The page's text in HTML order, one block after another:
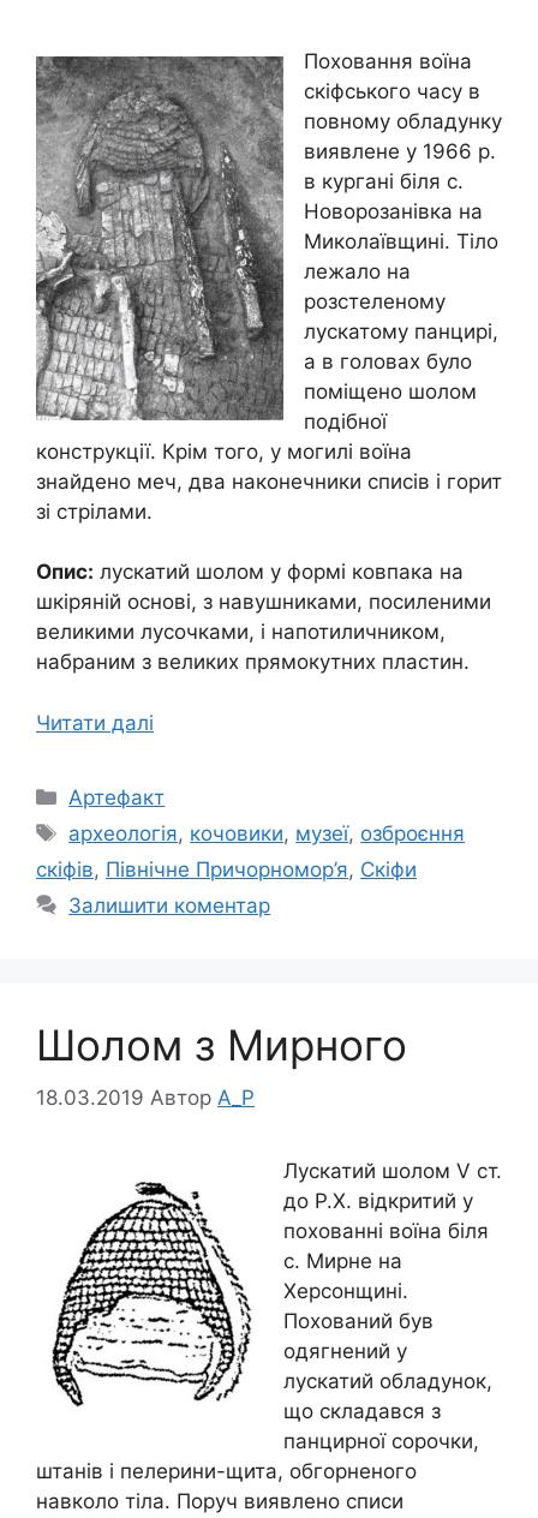
Поховання воїна
скіфського часу в
повному обладунку
виявлене у 1966 р.
в кургані біля с.
Новорозанівка на
Миколаївщині. Тіло
лежало на
розстеленому
лускатому панцирі,
а в головах було
поміщено шолом
подібної
конструкції. Крім того, у могилі воїна
знайдено меч, два наконечники списів і горит
зі стрілами.
Опис: лускатий шолом у формі ковпака на
шкіряній основі, з навушниками, посиленими
великими лусочками, і напотиличником,
набраним з великих прямокутних пластин.
Читати далі
Категорії
Артефакт
Позначки
археологія, кочовики, музеї, озброєння
скіфів, Північне Причорномор’я, Скіфи
Залишити коментар
Шолом з Мирного
18.03.2019 Автор A_P
Лускатий шолом V ст.
до Р.Х. відкритий у
похованні воїна біля
с. Мирне на
Херсонщині.
Похований був
одягнений у
лускатий обладунок,
що складався з
панцирної сорочки,
штанів і пелерини-щита, обгорненого
навколо тіла. Поруч виявлено списи